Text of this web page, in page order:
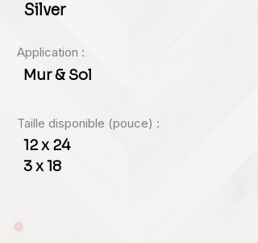
Silver
Application :
Mur & Sol
Taille disponible (pouce) :
12 x 24
3 x 18